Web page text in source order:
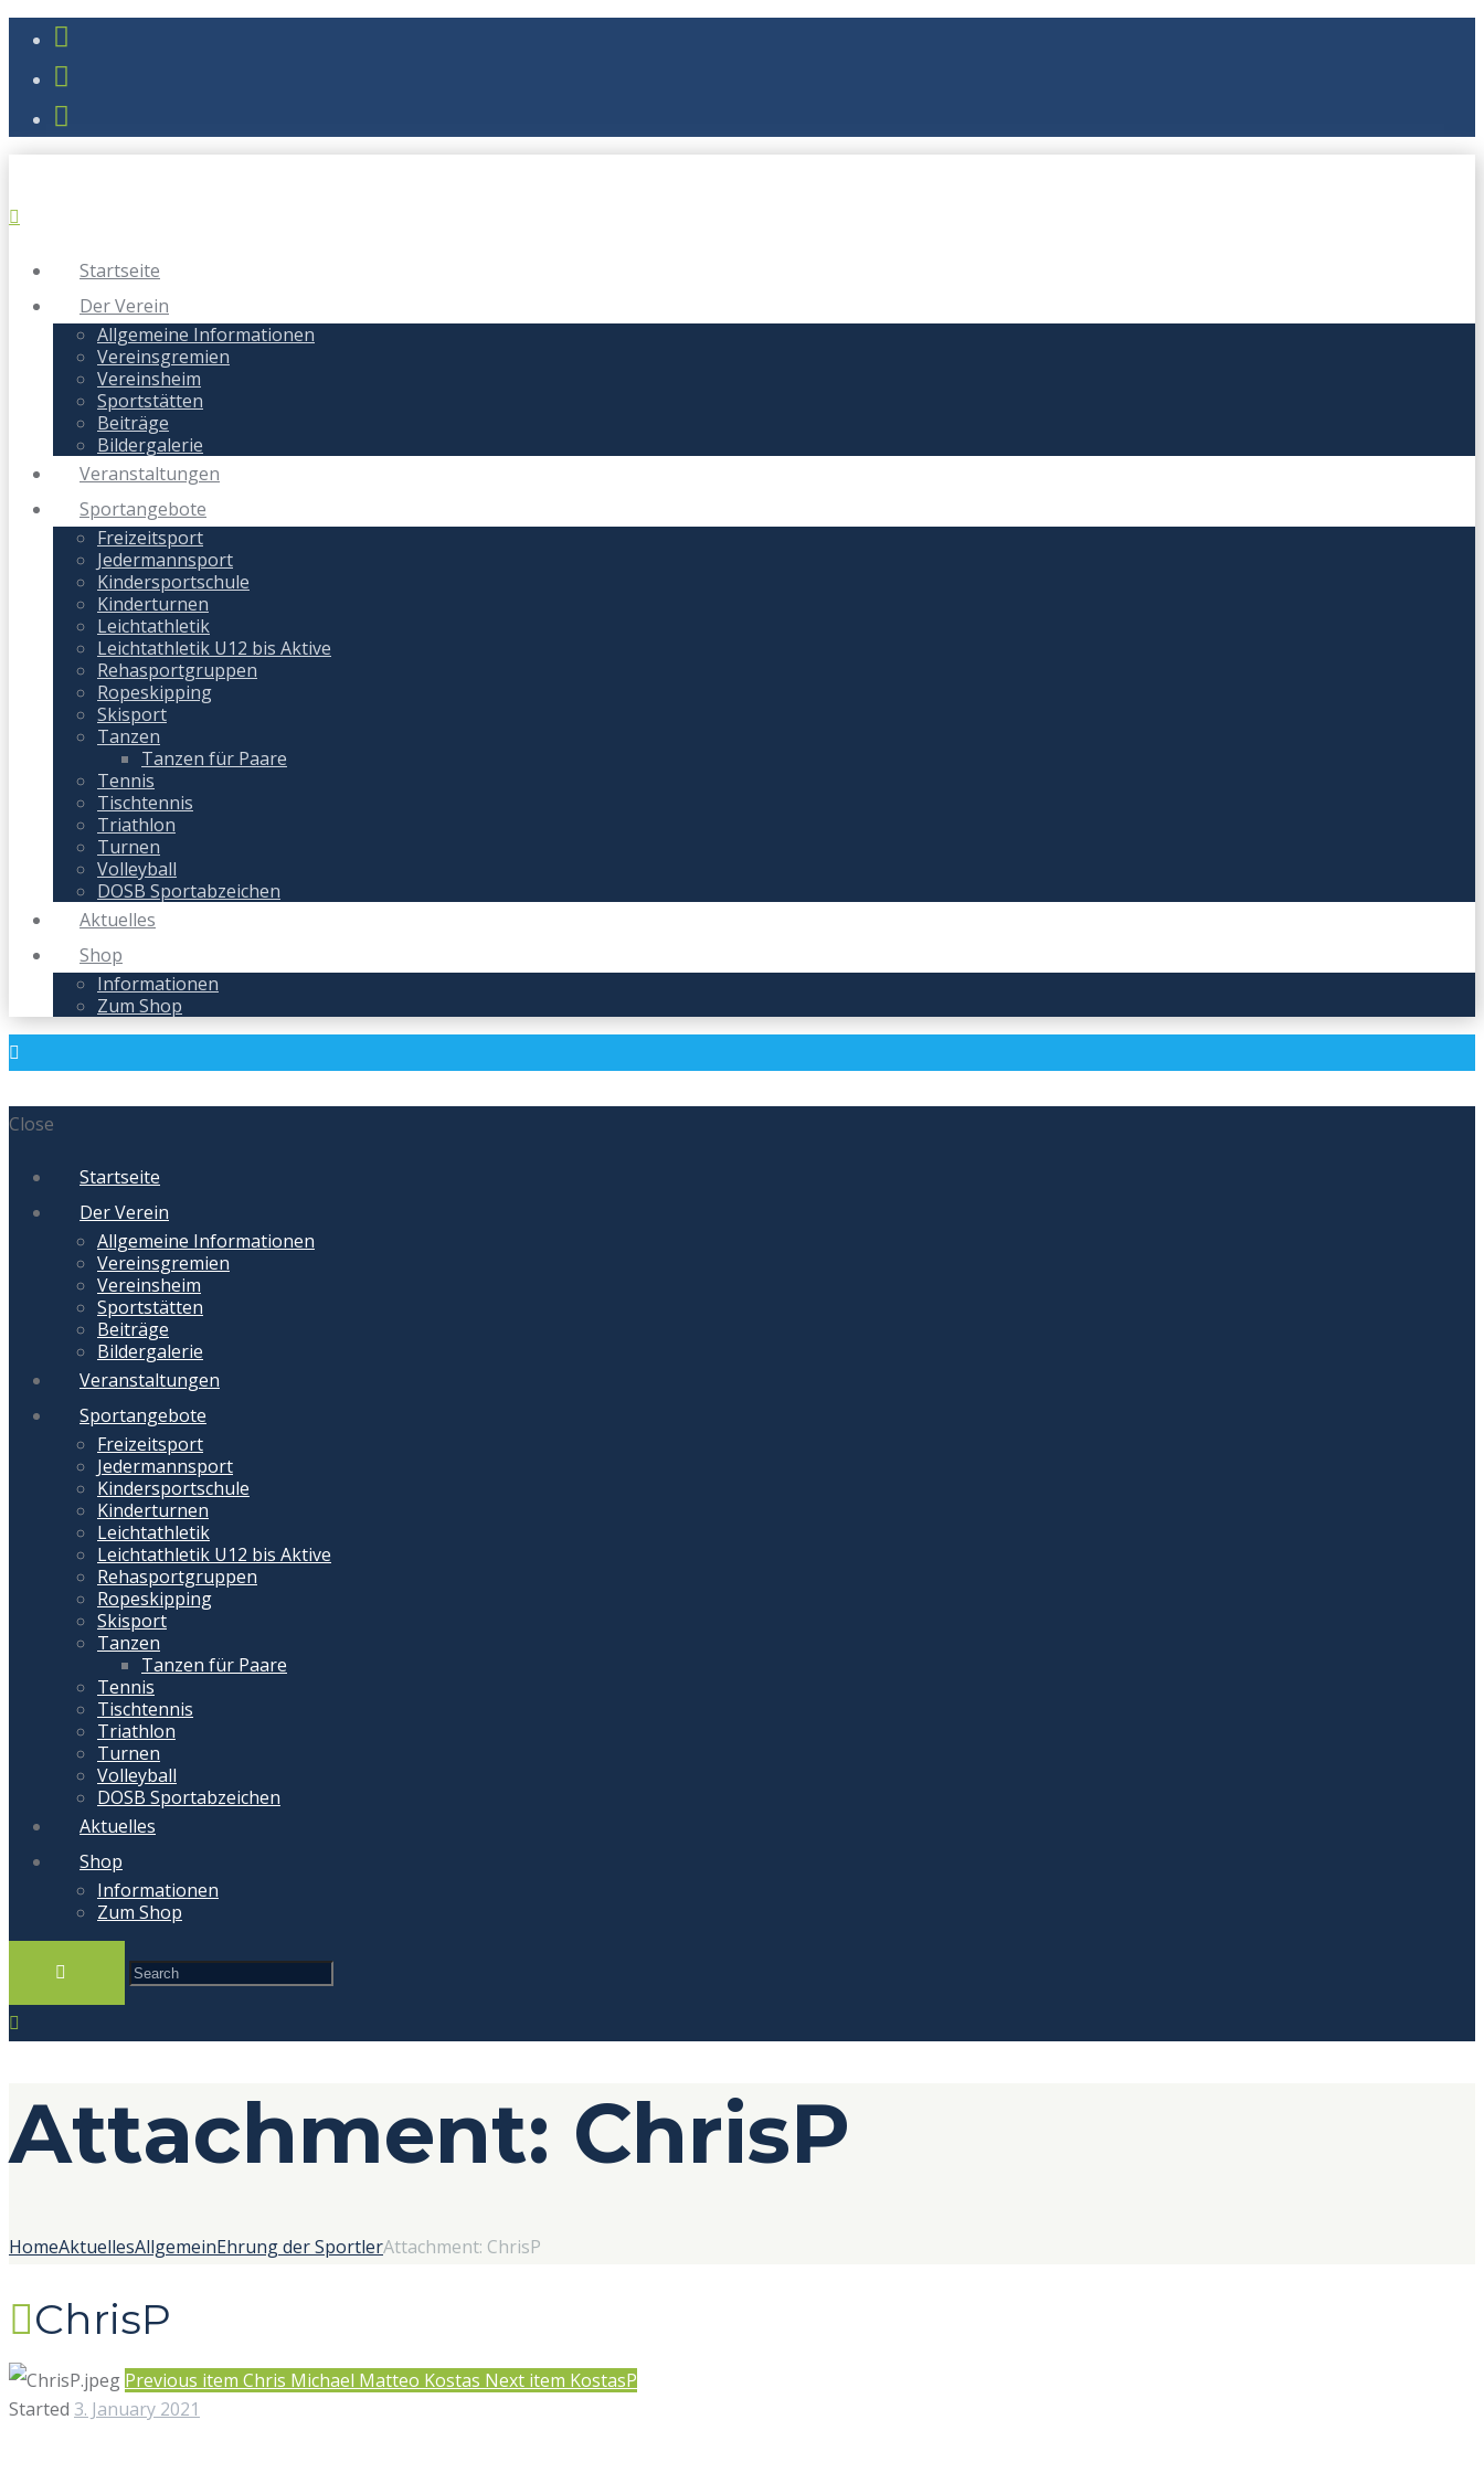
Startseite
Der Verein
Allgemeine Informationen
Vereinsgremien
Vereinsheim
Sportstätten
Beiträge
Bildergalerie
Veranstaltungen
Sportangebote
Freizeitsport
Jedermannsport
Kindersportschule
Kinderturnen
Leichtathletik
Leichtathletik U12 bis Aktive
Rehasportgruppen
Ropeskipping
Skisport
Tanzen
Tanzen für Paare
Tennis
Tischtennis
Triathlon
Turnen
Volleyball
DOSB Sportabzeichen
Aktuelles
Shop
Informationen
Zum Shop
Close
Startseite
Der Verein
Allgemeine Informationen
Vereinsgremien
Vereinsheim
Sportstätten
Beiträge
Bildergalerie
Veranstaltungen
Sportangebote
Freizeitsport
Jedermannsport
Kindersportschule
Kinderturnen
Leichtathletik
Leichtathletik U12 bis Aktive
Rehasportgruppen
Ropeskipping
Skisport
Tanzen
Tanzen für Paare
Tennis
Tischtennis
Triathlon
Turnen
Volleyball
DOSB Sportabzeichen
Aktuelles
Shop
Informationen
Zum Shop
Attachment: ChrisP
HomeAktuellesAllgemeinEhrung der SportlerAttachment: ChrisP
ChrisP
Previous item Chris Michael Matteo Kostas Next item KostasP
Started 3. January 2021